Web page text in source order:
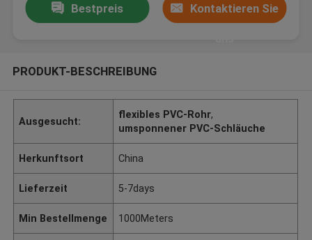
Bestpreis Kontaktieren Sie
PRODUKT-BESCHREIBUNG
Ausgesucht:
flexibles PVC-Rohr,
umsponnener PVC-Schläuche
Herkunftsort China
Lieferzeit 5-7days
Min Bestellmenge 1000Meters